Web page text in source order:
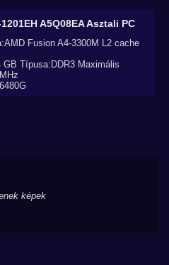
A5Q08EAAsztali PC
Fusion A4-3300M L2 cache
GB Típusa:DDR3 Maximális
képek